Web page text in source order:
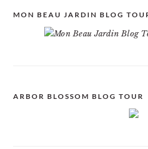
MON BEAU JARDIN BLOG
ARBOR BLOSSOM BLOG TOUR